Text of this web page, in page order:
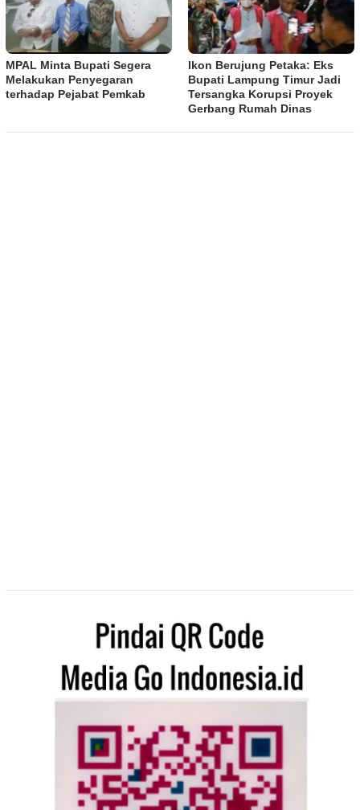
MPAL Minta Bupati Segera
Melakukan Penyegaran
terhadap Pejabat Pemkab
Ikon Berujung Petaka: Eks
Bupati Lampung Timur Jadi
Tersangka Korupsi Proyek
Gerbang Rumah Dinas